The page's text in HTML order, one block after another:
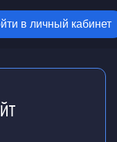
в личный кабинет